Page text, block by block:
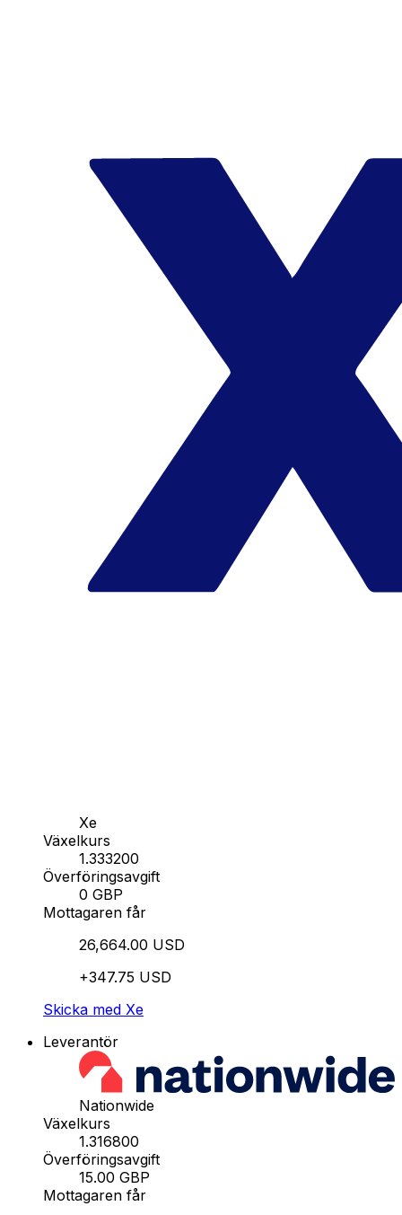
Xe
Växelkurs
1.333200
Överföringsavgift
0 GBP
Mottagaren får
26,664.00 USD
+347.75 USD
Skicka med Xe
Leverantör
Nationwide
Växelkurs
1.316800
Överföringsavgift
15.00 GBP
Mottagaren får